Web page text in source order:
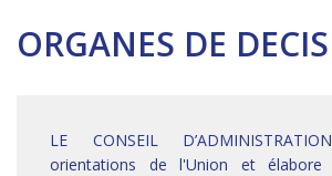
ORGANES DE
LE CONSEIL
orientations de l'Union et